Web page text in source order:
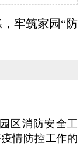
牢筑家园“防
消防安全工
情防控工作的